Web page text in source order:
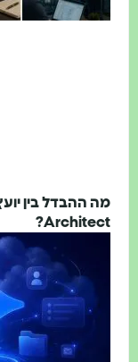
Architect?